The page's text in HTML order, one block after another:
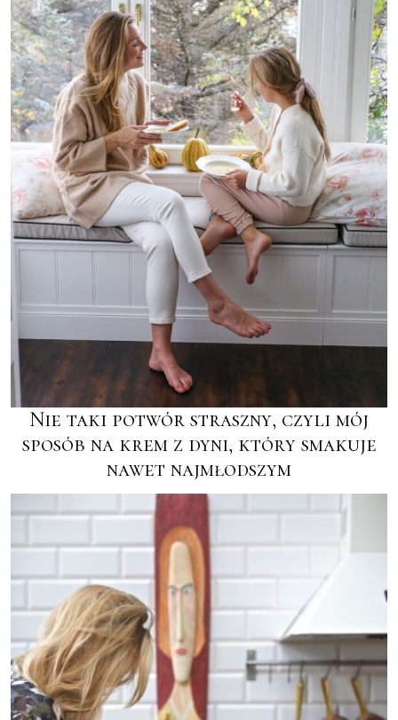
Nie taki potwór straszny, czyli mój
sposób na krem z dyni, który smakuje
nawet najmłodszym